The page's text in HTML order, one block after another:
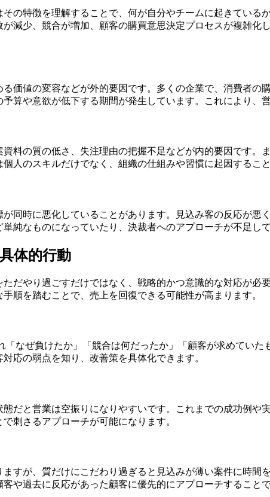
の特徴を理解することで、何が自分やチームに起きている
減少、競合が増加、顧客の購買意思決定プロセスが複雑化
価値の変容などが外的要因です。多くの企業で、消費者の
算や意欲が低下する期間が発生しています。これにより、
料の質の低さ、失注理由の把握不足などが内的要因です。
人のスキルだけでなく、組織の仕組みや習慣に起因すること
同時に悪化していることがあります。見込み客の反応が悪
純なものになっていたり、決裁者へのアプローチが不足し
体的行動
だやり過ごすだけではなく、戦略的かつ意識的な対応が
順を踏むことで、売上を回復できる可能性が高まります。
なぜ負けたか」「競合は何だったか」「顧客が求めてい
応の弱点を知り、改善策を具体化できます。
だと営業は空振りになりやすいです。これまでの成功例や
刺さるアプローチが可能になります。
すが、質だけにこだわり過ぎると見込みが薄い案件に時間
や過去に反応があった顧客に優先的にアプローチすること